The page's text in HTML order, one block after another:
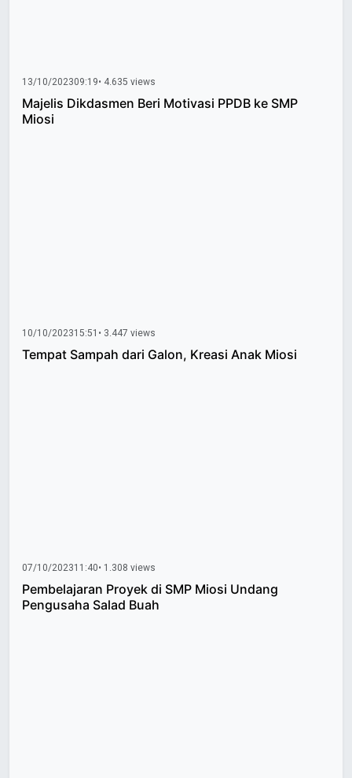
13/10/202309:19• 4.635 views
Majelis Dikdasmen Beri Motivasi PPDB ke SMP
Miosi
10/10/202315:51 • 3.447 views
Tempat Sampah dari Galon, Kreasi Anak Miosi
07/10/202311:40• 1.308 views
Pembelajaran Proyek di SMP Miosi Undang
Pengusaha Salad Buah